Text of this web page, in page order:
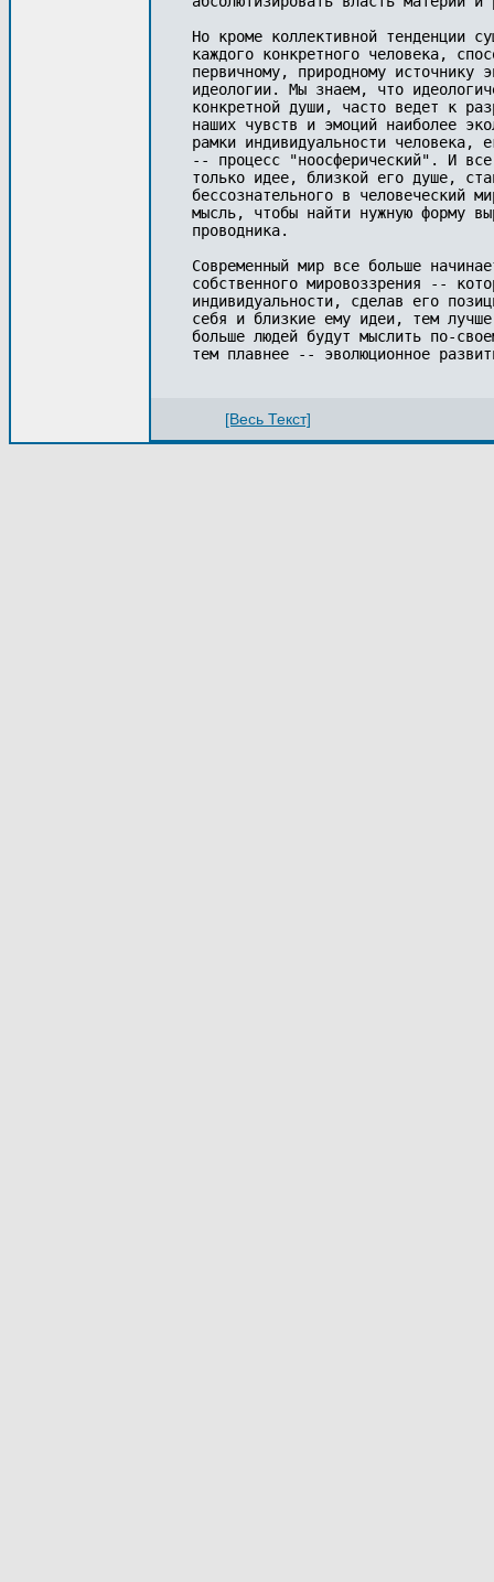
[Весь Текст]